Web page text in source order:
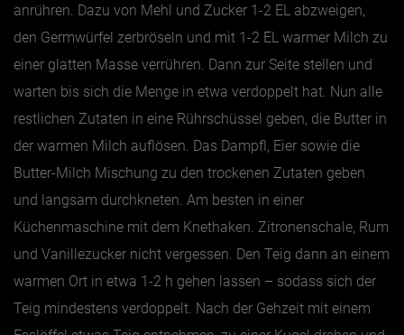
anrühren. Dazu von Mehl und Zucker 1-2 EL abzweigen,
den Germwürfel zerbröseln und mit 1-2 EL warmer Milch zu
einer glatten Masse verrühren. Dann zur Seite stellen und
warten bis sich die Menge in etwa verdoppelt hat. Nun alle
restlichen Zutaten in eine Rührschüssel geben, die Butter in
der warmen Milch auflösen. Das Dampfl, Eier sowie die
Butter-Milch Mischung zu den trockenen Zutaten geben
und langsam durchkneten. Am besten in einer
Küchenmaschine mit dem Knethaken. Zitronenschale, Rum
und Vanillezucker nicht vergessen. Den Teig dann an einem
warmen Ort in etwa 1-2 h gehen lassen – sodass sich der
Teig mindestens verdoppelt. Nach der Gehzeit mit einem